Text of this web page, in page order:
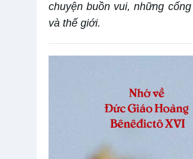
chuyện buồn vui, những
và thế giới.